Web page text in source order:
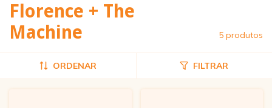
Florence + The
Machine
5 produtos
ORDENAR FILTRAR